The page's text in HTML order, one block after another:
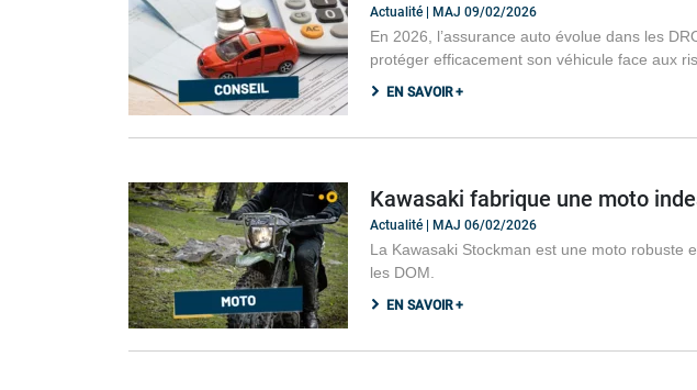
Actualité | MAJ 09/02/2026
En 2026, l’assurance auto évolue dans les
protéger efficacement son véhicule face aux
EN SAVOIR +
Kawasaki fabrique une moto
Actualité | MAJ 06/02/2026
La Kawasaki Stockman est une moto robuste
les DOM.
EN SAVOIR +